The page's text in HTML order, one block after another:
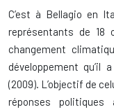
C’est à Bellagio en
représentants de 18
changement
développement qu’il
(2009). L’objectif de
réponses